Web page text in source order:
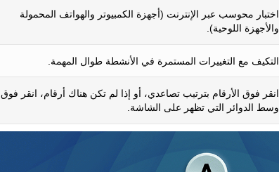
اختبار محوسب عبر الإنترنت (أجهزة الكمبيوتر والهواتف المحمولة
والأجهزة اللوحية).
التكيف مع التغييرات المستمرة في الأنشطة طوال المهمة.
انقر فوق الأرقام بترتيب تصاعدي، أو إذا لم تكن هناك أرقام، انقر فوق
وسط الدوائر التي تظهر على الشاشة.